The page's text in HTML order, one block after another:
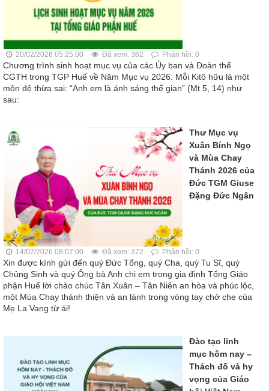
20/02/2026 05:25:00 Đã xem: 362 Phản hồi: 0
Chương trình sinh hoạt mục vụ của các Ủy ban và Đoàn thể
CGTH trong TGP Huế về Năm Mục vụ 2026: Mỗi Kitô hữu là một
môn đệ thừa sai: “Anh em là ánh sáng thế gian” (Mt 5, 14) như
sau:
Thư Mục vụ
Xuân Bính Ngọ
và Mùa Chay
Thánh 2026 của
Đức TGM Giuse
Đặng Đức Ngân
14/02/2026 08:07:00 Đã xem: 372 Phản hồi: 0
Xin được kính gửi đến quý Đức Tổng, quý Cha, quý Tu Sĩ, quý
Chủng Sinh và quý Ông bà Anh chị em trong gia đình Tổng Giáo
phận Huế lời chào chúc Tân Xuân – Tân Niên an hòa và phúc lộc,
một Mùa Chay thánh thiện và an lành trong vòng tay chở che của
Mẹ La Vang từ ái!
Đào tạo linh
mục hôm nay –
Thách đố và hy
vọng của Giáo